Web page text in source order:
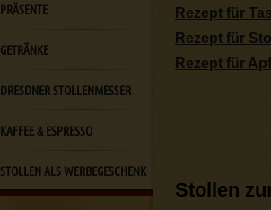
Rezept für
Rezept für
Rezept für
Stollen
PRÄSENTE
GETRÄNKE
DRESDNER STOLLENMESSER
KAFFEE & ESPRESSO
STOLLEN ALS WERBEGESCHENK